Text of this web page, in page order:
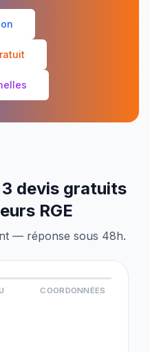
devis gratuits
RGE
— réponse sous 48h.
COORDONNÉES